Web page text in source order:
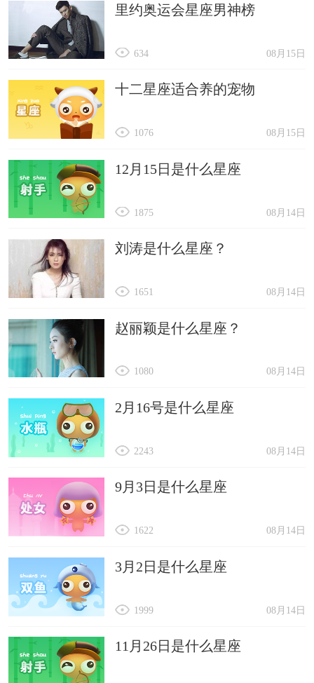
里约奥运会星座男神榜
08月15日
634
十二星座适合养的宠物
08月15日
1076
12月15日是什么星座
08月14日
1875
刘涛是什么星座？
08月14日
1651
赵丽颖是什么星座？
08月14日
1080
2月16号是什么星座
08月14日
2243
9月3日是什么星座
08月14日
1622
3月2日是什么星座
08月14日
1999
11月26日是什么星座